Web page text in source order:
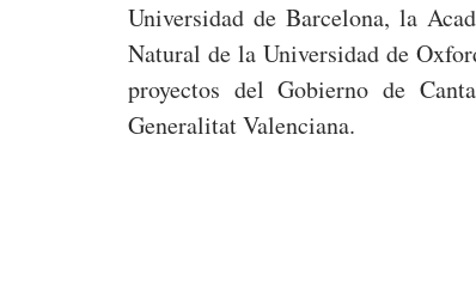
Universidad de Barcelona, la
Natural de la Universidad de
proyectos del Gobierno de
Generalitat Valenciana.